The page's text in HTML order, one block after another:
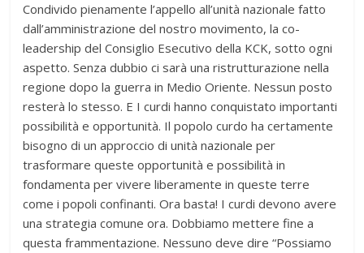
Condivido pienamente l’appello all’unità nazionale fatto
dall’amministrazione del nostro movimento, la co-
leadership del Consiglio Esecutivo della KCK, sotto ogni
aspetto. Senza dubbio ci sarà una ristrutturazione nella
regione dopo la guerra in Medio Oriente. Nessun posto
resterà lo stesso. E I curdi hanno conquistato importanti
possibilità e opportunità. Il popolo curdo ha certamente
bisogno di un approccio di unità nazionale per
trasformare queste opportunità e possibilità in
fondamenta per vivere liberamente in queste terre
come i popoli confinanti. Ora basta! I curdi devono avere
una strategia comune ora. Dobbiamo mettere fine a
questa frammentazione. Nessuno deve dire “Possiamo